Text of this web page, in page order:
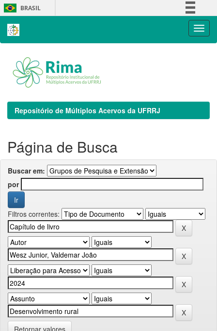
Skip
navigation
BRASIL
Repositório de Múltiplos Acervos da UFRRJ
Página de Busca
Buscar em:
por
Filtros correntes:
Retornar valores